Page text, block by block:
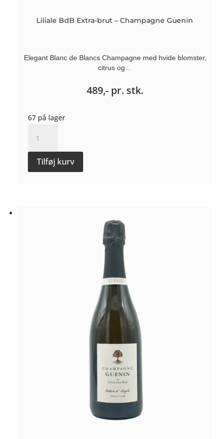
Liliale BdB Extra-brut – Champagne Guenin
Elegant Blanc de Blancs Champagne med hvide blomster,
citrus og…
489,- pr. stk.
67 på lager
BdB
Extra-
brut
Tilføj kurv